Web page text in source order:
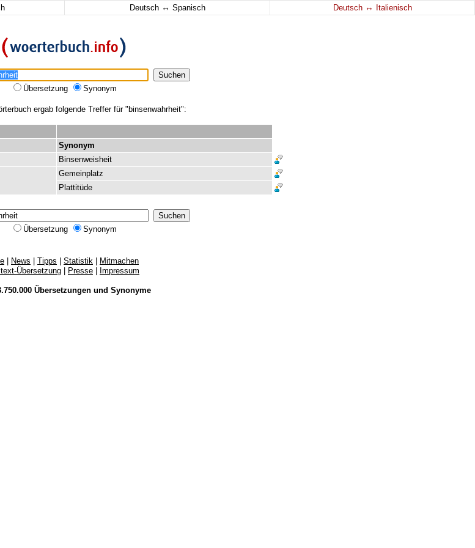
Deutsch ↔ Spanisch Deutsch ↔ Italienisch
Übersetzung
Synonym
ergab folgende Treffer für "binsenwahrheit":
Synonym
Binsenweisheit
Gemeinplatz
Plattitüde
Übersetzung
Synonym
News Tipps Statistik
Mitmachen
Übersetzung
Presse Impressum
Übersetzungenund Synonyme